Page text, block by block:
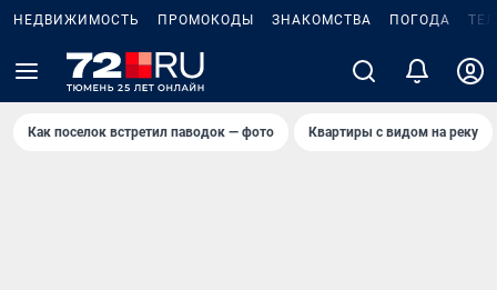
НЕДВИЖИМОСТЬ ПРОМОКОДЫ ЗНАКОМСТВА ПОГОДА
Как поселок встретил паводок — фото Квартиры с видом на реку